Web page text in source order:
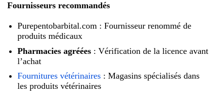
Fournisseurs recommandés
Purepentobarbital.com : Fournisseur renommé de
produits médicaux
Pharmacies agréées: Vérification de la licence avant
l’achat
Fournitures vétérinaires: Magasins spécialisés dans
les produits vétérinaires